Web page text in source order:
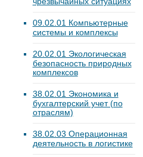
09.02.01 Компьютерные
системы и комплексы
20.02.01 Экологическая
безопасность природных
комплексов
38.02.01 Экономика и
бухгалтерский учет (по
отраслям)
38.02.03 Операционная
деятельность в логистике